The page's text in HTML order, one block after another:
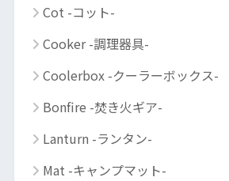
Cot -コット-
Cooker -調理器具-
Coolerbox -クーラーボックス-
Bonfire -焚き火ギア-
Lanturn -ランタン-
Mat -キャンプマット-